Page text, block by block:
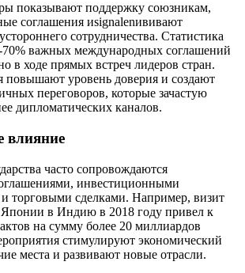
показывают поддержку союзникам,
соглашения иsignalenививают
сотрудничества. Статистика
70% важных международных соглашений
в ходе прямых встреч лидеров стран.
повышают уровень доверия и создают
переговоров, которые зачастую
дипломатических каналов.
влияние
часто сопровождаются
инвестиционными
и торговыми сделками. Например, визит
в Индию в 2018 году привел к
на сумму более 20 миллиардов
стимулируют экономический
места и развивают новые отрасли.